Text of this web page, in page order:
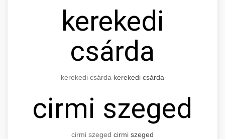
kerekedi
csárda
kerekedi csárda kerekedi csárda
cirmi szeged
cirmi szeged cirmi szeged